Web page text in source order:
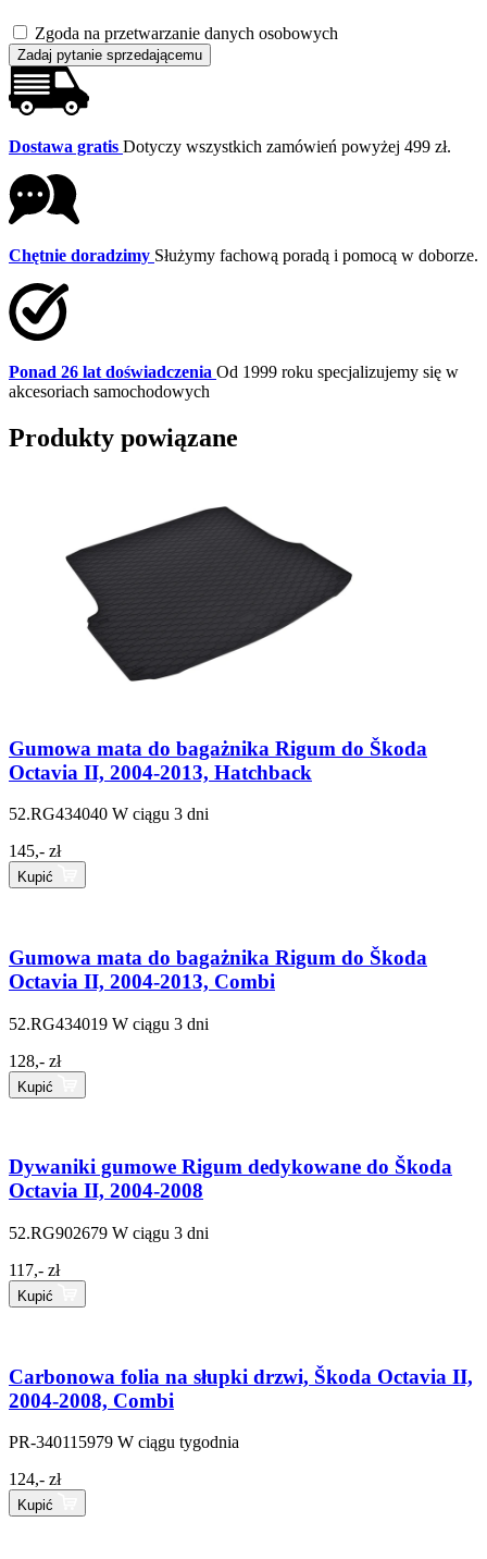
Zgoda na przetwarzanie danych osobowych
Zadaj pytanie sprzedającemu
Dostawa gratis Dotyczy wszystkich zamówień powyżej 499 zł.
Chętnie doradzimy Służymy fachową poradą i pomocą w doborze.
Ponad 26 lat doświadczenia Od 1999 roku specjalizujemy się w
akcesoriach samochodowych
Produkty powiązane
Gumowa mata do bagażnika Rigum do Škoda
Octavia II, 2004-2013, Hatchback
52.RG434040 W ciągu 3 dni
145,- zł
Kupić
Gumowa mata do bagażnika Rigum do Škoda
Octavia II, 2004-2013, Combi
52.RG434019 W ciągu 3 dni
128,- zł
Kupić
Dywaniki gumowe Rigum dedykowane do Škoda
Octavia II, 2004-2008
52.RG902679 W ciągu 3 dni
117,- zł
Kupić
Carbonowa folia na słupki drzwi, Škoda Octavia II,
2004-2008, Combi
PR-340115979 W ciągu tygodnia
124,- zł
Kupić